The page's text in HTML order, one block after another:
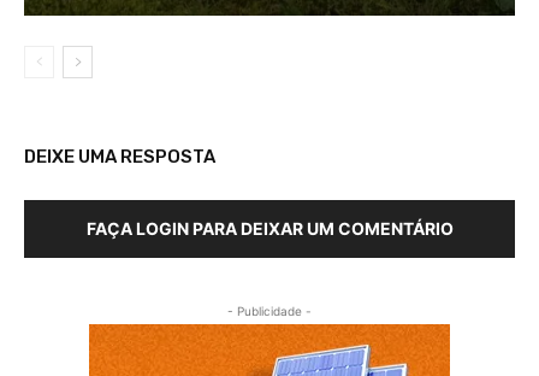
DEIXE UMA RESPOSTA
FAÇA LOGIN PARA DEIXAR UM COMENTÁRIO
- Publicidade -